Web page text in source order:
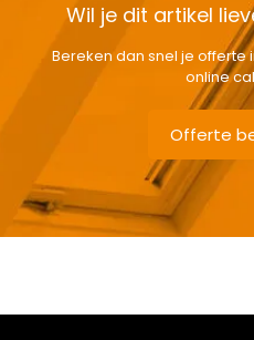
Wil je dit artikel
Bereken dan snel je offerte
online
Offerte